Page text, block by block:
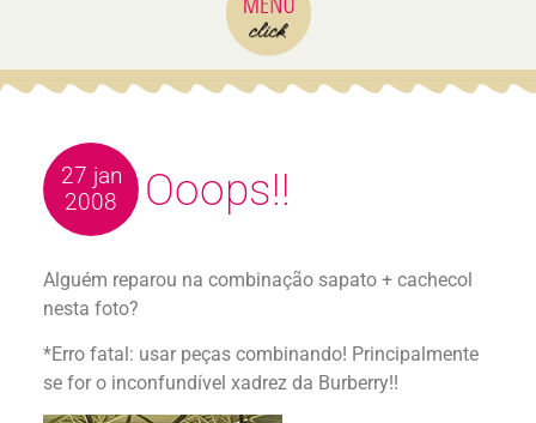
27 jan
2008
Ooops!!
Alguém reparou na combinação sapato + cachecol
nesta foto?
*Erro fatal: usar peças combinando! Principalmente
se for o inconfundível xadrez da Burberry!!